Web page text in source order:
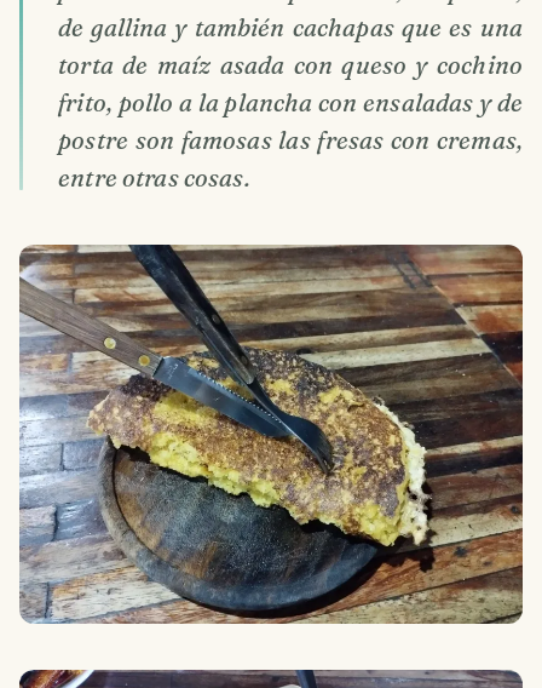
de gallina y también cachapas que es una
torta de maíz asada con queso y cochino
frito, pollo a la plancha con ensaladas y de
postre son famosas las fresas con cremas,
entre otras cosas.